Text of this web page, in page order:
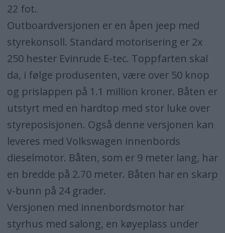
22 fot.
Outboardversjonen er en åpen jeep med
styrekonsoll. Standard motorisering er 2x
250 hester Evinrude E-tec. Toppfarten skal
da, i følge produsenten, være over 50 knop
og prislappen på 1.1 million kroner. Båten er
utstyrt med en hardtop med stor luke over
styreposisjonen. Også denne versjonen kan
leveres med Volkswagen innenbords
dieselmotor. Båten, som er 9 meter lang, har
en bredde på 2.70 meter. Båten har en skarp
v-bunn på 24 grader.
Versjonen med innenbordsmotor har
styrhus med salong, en køyeplass under